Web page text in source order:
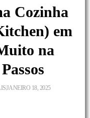
Cozinha
em
na
JANEIRO 18, 2025